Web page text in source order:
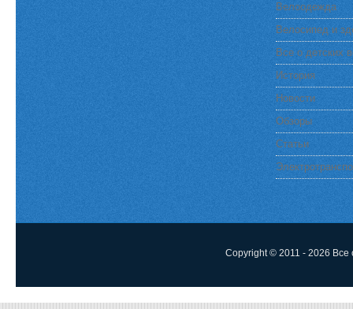
Велоодежда
Велосипед и
Все о детских
История
Новости
Обзоры
Статьи
Copyright © 2011 - 2026 Все